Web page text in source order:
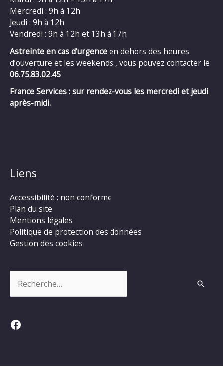
Mercredi : 9h à 12h
Jeudi : 9h à 12h
Vendredi : 9h à 12h et 13h à 17h
Astreinte en cas d’urgenceen dehors des heures
d’ouverture et les weekends , vous pouvez contacter le
06.75.83.02.45
France Services : sur rendez-vous les mercredi et jeudi
après-midi.
Liens
Accessibilité : non conforme
Plan du site
Mentions légales
Politique de protection des données
Gestion des cookies
Facebook